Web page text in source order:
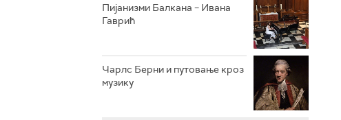
Пијанизми Балкана – Ивана
Гаврић
Чарлс Берни и путовање кроз
музику